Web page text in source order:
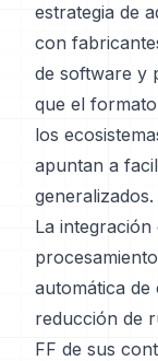
estrategia de
con
de software y
que el
los
apuntan a
generalizados.
La
automática de
reducción de
FF de sus